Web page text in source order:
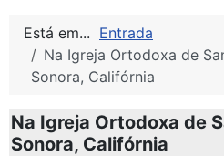
Está em... Entrada
Na Igreja Ortodoxa de
Sonora, Califórnia
Na Igreja Ortodoxa de
Sonora, Califórnia